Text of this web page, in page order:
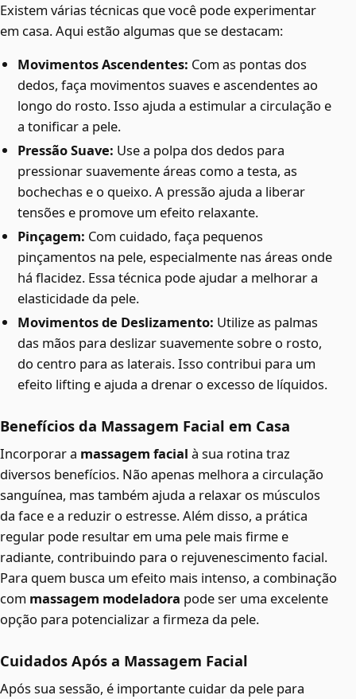
Existem várias técnicas que você pode experimentar
em casa. Aqui estão algumas que se destacam:
Movimentos Ascendentes: Com as pontas dos
dedos, faça movimentos suaves e ascendentes ao
longo do rosto. Isso ajuda a estimular a circulação e
a tonificar a pele.
Pressão Suave: Use a polpa dos dedos para
pressionar suavemente áreas como a testa, as
bochechas e o queixo. A pressão ajuda a liberar
tensões e promove um efeito relaxante.
Pinçagem: Com cuidado, faça pequenos
pinçamentos na pele, especialmente nas áreas onde
há flacidez. Essa técnica pode ajudar a melhorar a
elasticidade da pele.
Movimentos de Deslizamento: Utilize as palmas
das mãos para deslizar suavemente sobre o rosto,
do centro para as laterais. Isso contribui para um
efeito lifting e ajuda a drenar o excesso de líquidos.
Benefícios da Massagem Facial em Casa
Incorporar a massagem facial à sua rotina traz
diversos benefícios. Não apenas melhora a circulação
sanguínea, mas também ajuda a relaxar os músculos
da face e a reduzir o estresse. Além disso, a prática
regular pode resultar em uma pele mais firme e
radiante, contribuindo para o rejuvenescimento facial.
Para quem busca um efeito mais intenso, a combinação
com massagem modeladora pode ser uma excelente
opção para potencializar a firmeza da pele.
Cuidados Após a Massagem Facial
Após sua sessão, é importante cuidar da pele para